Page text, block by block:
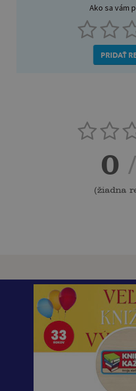
Ako sa vám
PRIDAŤ
0
(žiadna